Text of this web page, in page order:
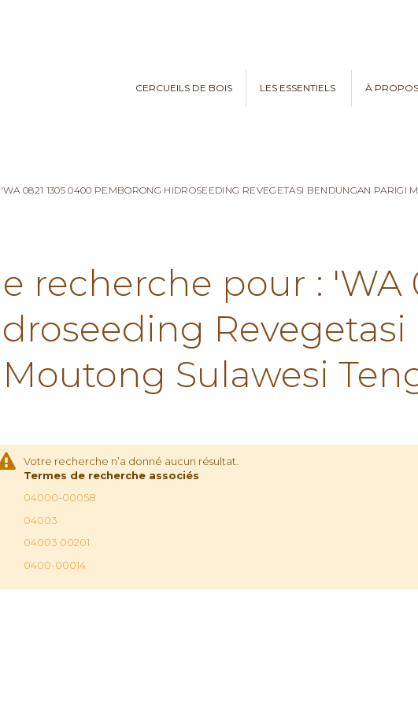
CERCUEILS DE BOIS LES ESSENTIELS À PROPOS
0821 1305 0400 PEMBORONG HIDROSEEDING REVEGETASI BENDUNGAN PARIGI
recherche pour : 'WA
Moutong Sulawesi
Votre recherche n’a donné aucun résultat.
Termes de recherche associés
04000-00058
04003
04003 00201
0400-00014